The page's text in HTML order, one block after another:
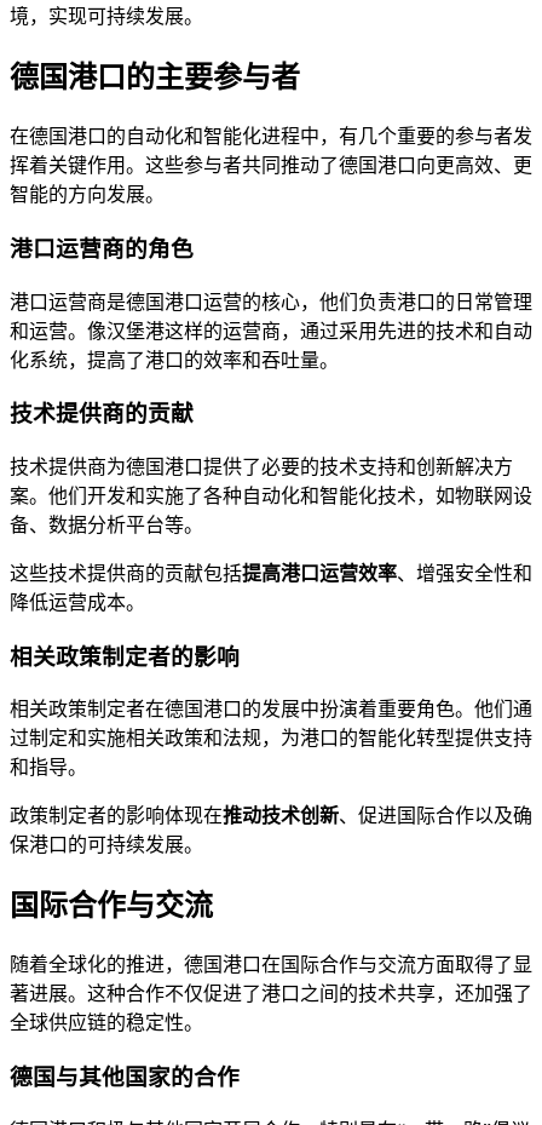
境，实现可持续发展。
德国港口的主要参与者
在德国港口的自动化和智能化进程中，有几个重要的参与者发
挥着关键作用。这些参与者共同推动了德国港口向更高效、更
智能的方向发展。
港口运营商的角色
港口运营商是德国港口运营的核心，他们负责港口的日常管理
和运营。像汉堡港这样的运营商，通过采用先进的技术和自动
化系统，提高了港口的效率和吞吐量。
技术提供商的贡献
技术提供商为德国港口提供了必要的技术支持和创新解决方
案。他们开发和实施了各种自动化和智能化技术，如物联网设
备、数据分析平台等。
这些技术提供商的贡献包括提高港口运营效率、增强安全性和
降低运营成本。
相关政策制定者的影响
相关政策制定者在德国港口的发展中扮演着重要角色。他们通
过制定和实施相关政策和法规，为港口的智能化转型提供支持
和指导。
政策制定者的影响体现在推动技术创新、促进国际合作以及确
保港口的可持续发展。
国际合作与交流
随着全球化的推进，德国港口在国际合作与交流方面取得了显
著进展。这种合作不仅促进了港口之间的技术共享，还加强了
全球供应链的稳定性。
德国与其他国家的合作